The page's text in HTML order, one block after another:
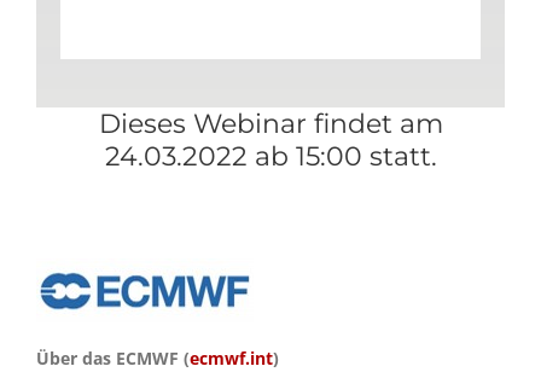
Dieses Webinar findet am
24.03.2022 ab 15:00 statt.
Über das ECMWF (ecmwf.int)